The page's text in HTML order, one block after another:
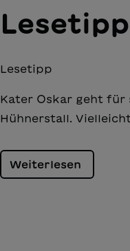
Lesetipp
Kater Oskar geht für
Hühnerstall.
Weiterlesen